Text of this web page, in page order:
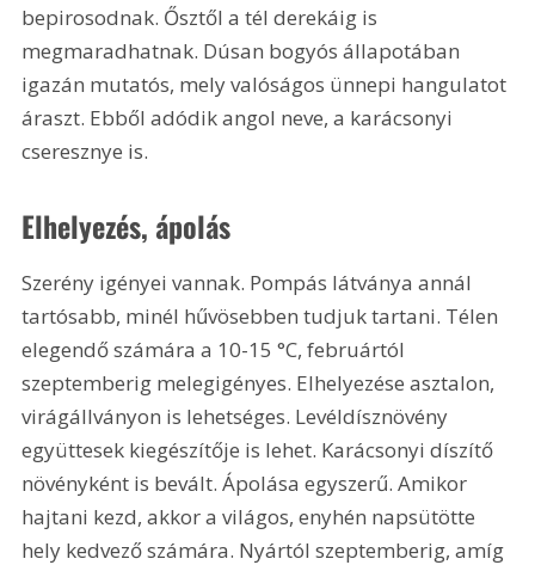
bepirosodnak. Ősztől a tél derekáig is
megmaradhatnak. Dúsan bogyós állapotában
igazán mutatós, mely valóságos ünnepi hangulatot
áraszt. Ebből adódik angol neve, a karácsonyi
cseresznye is.
Elhelyezés, ápolás
Szerény igényei vannak. Pompás látványa annál
tartósabb, minél hűvösebben tudjuk tartani. Télen
elegendő számára a 10-15 °C, februártól
szeptemberig melegigényes. Elhelyezése asztalon,
virágállványon is lehetséges. Levéldísznövény
együttesek kiegészítője is lehet. Karácsonyi díszítő
növényként is bevált. Ápolása egyszerű. Amikor
hajtani kezd, akkor a világos, enyhén napsütötte
hely kedvező számára. Nyártól szeptemberig, amíg